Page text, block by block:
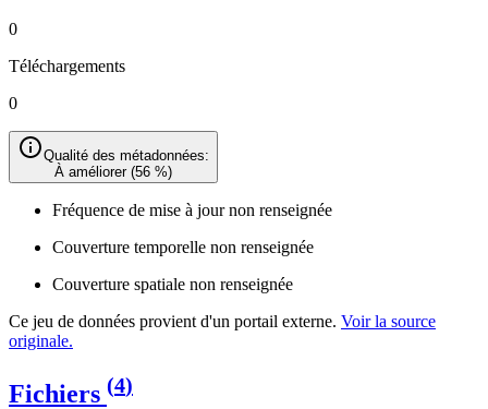
0
Téléchargements
0
Qualité des métadonnées:
À améliorer(56 %)
Fréquence de mise à jour non renseignée
Couverture temporelle non renseignée
Couverture spatiale non renseignée
Ce jeu de données provient d'un portail externe. Voir la source
originale.
Fichiers (4)